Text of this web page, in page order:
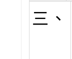
三、